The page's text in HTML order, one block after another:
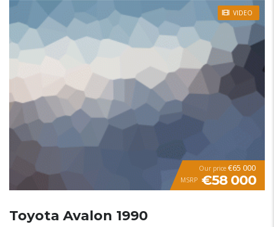
VIDEO
Our price €65 000
MSRP €58 000
Toyota Avalon 1990